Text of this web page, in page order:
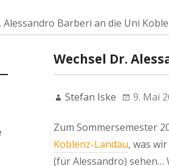
Alessandro Barberi an die Uni
Wechsel Dr.
Stefan Iske 9. Mai
Zum Sommersemester
Koblenz-Landau, was
(für Alessandro)